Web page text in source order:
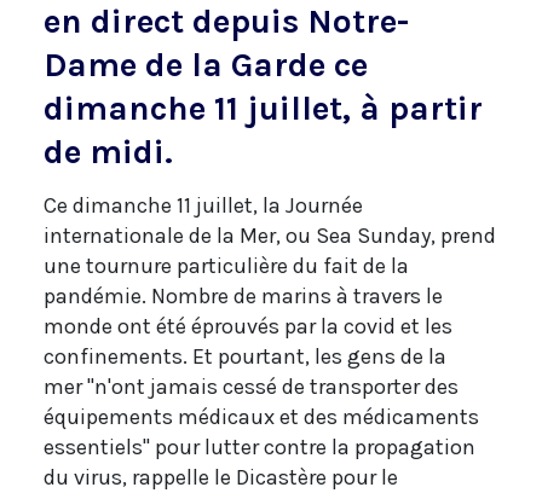
en direct depuis Notre-
Dame de la Garde ce
dimanche 11 juillet, à partir
de midi.
Ce dimanche 11 juillet, la Journée
internationale de la Mer, ou Sea Sunday, prend
une tournure particulière du fait de la
pandémie. Nombre de marins à travers le
monde ont été éprouvés par la covid et les
confinements. Et pourtant, les gens de la
mer "n'ont jamais cessé de transporter des
équipements médicaux et des médicaments
essentiels" pour lutter contre la propagation
du virus, rappelle le Dicastère pour le